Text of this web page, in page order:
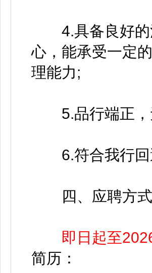
4.具备良好的
心，能承受一定
理能力;
5.品行端正，
6.符合我行回
四、应聘方式
即日起至
简历：